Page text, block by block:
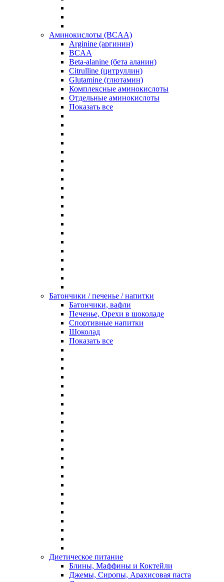
Аминокислоты (BCAA)
Arginine (аргинин)
BCAA
Beta-alanine (бета аланин)
Citrulline (цитруллин)
Glutamine (глютамин)
Комплексные аминокислоты
Отдельные аминокислоты
Показать все
Батончики / печенье / напитки
Батончики, вафли
Печенье, Орехи в шоколаде
Спортивные напитки
Шоколад
Показать все
Диетическое питание
Блины, Маффины и Коктейли
Джемы, Сиропы, Арахисовая паста